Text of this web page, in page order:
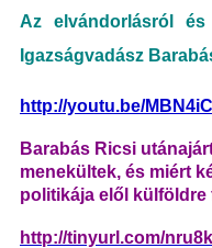
Az elvándorlásról
Igazságvadász
http://youtu.be/
Barabás Ricsi
menekültek, és miért
politikája elől külföldre
http://tinyurl.com/